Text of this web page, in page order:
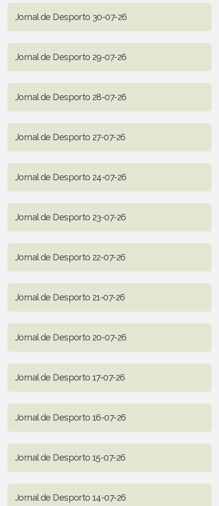
Jornal de Desporto 30-07-26
Jornal de Desporto 29-07-26
Jornal de Desporto 28-07-26
Jornal de Desporto 27-07-26
Jornal de Desporto 24-07-26
Jornal de Desporto 23-07-26
Jornal de Desporto 22-07-26
Jornal de Desporto 21-07-26
Jornal de Desporto 20-07-26
Jornal de Desporto 17-07-26
Jornal de Desporto 16-07-26
Jornal de Desporto 15-07-26
Jornal de Desporto 14-07-26